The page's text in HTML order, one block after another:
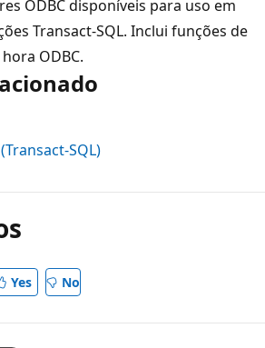
ODBC disponíveis para uso em
Transact-SQL. Inclui funções de
ODBC.
SQL)
Yes No